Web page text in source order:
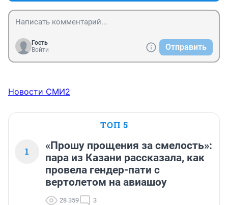
Гость
Войти
Отправить
Новости СМИ2
ТОП 5
1
«Прошу прощения за смелость»:
пара из Казани рассказала, как
провела гендер-пати с
вертолетом на авиашоу
28 359 3